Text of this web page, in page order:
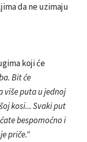
da ne uzimaju
koji će
Bit će
više puta u jednoj
kosi... Svaki put
bespomoćno i
priče."